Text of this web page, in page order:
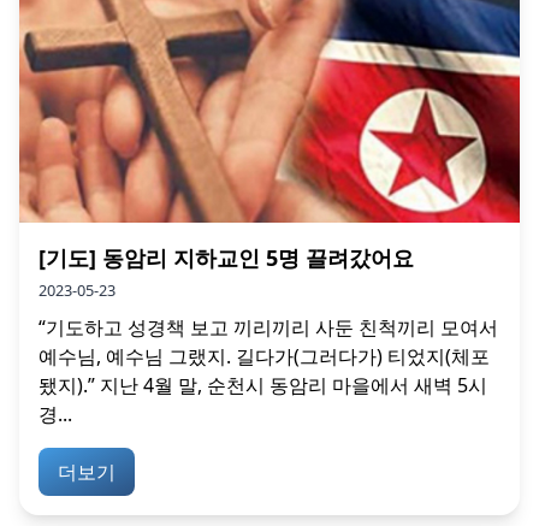
[기도] 동암리 지하교인 5명 끌려갔어요
2023-05-23
“기도하고 성경책 보고 끼리끼리 사둔 친척끼리 모여서
예수님, 예수님 그랬지. 길다가(그러다가) 티었지(체포
됐지).” 지난 4월 말, 순천시 동암리 마을에서 새벽 5시
경...
더보기